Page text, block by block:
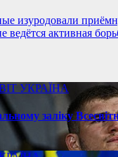
изуродовали
ведётся активная
УКРАЇНА
заліку